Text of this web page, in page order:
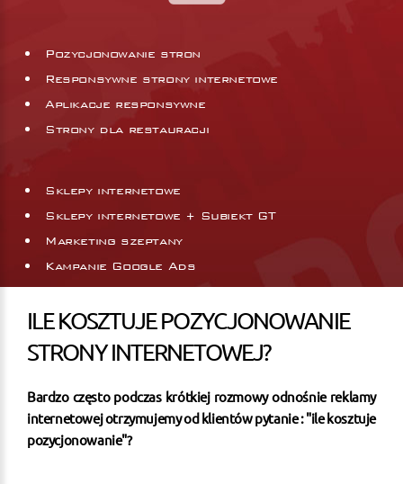
Pozycjonowanie stron
Responsywne strony internetowe
Aplikacje responsywne
Strony dla restauracji
Sklepy internetowe
Sklepy internetowe + Subiekt GT
Marketing szeptany
Kampanie Google Ads
ILE KOSZTUJE POZYCJONOWANIE
STRONY INTERNETOWEJ?
Bardzo często podczas krótkiej rozmowy odnośnie reklamy
internetowej otrzymujemy od klientów pytanie : "ile kosztuje
pozycjonowanie"?